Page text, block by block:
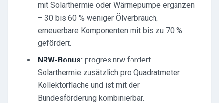
mit Solarthermie oder Wärmepumpe ergänzen
– 30 bis 60 % weniger Ölverbrauch,
erneuerbare Komponenten mit bis zu 70 %
gefördert.
NRW-Bonus: progres.nrw fördert
Solarthermie zusätzlich pro Quadratmeter
Kollektorfläche und ist mit der
Bundesförderung kombinierbar.